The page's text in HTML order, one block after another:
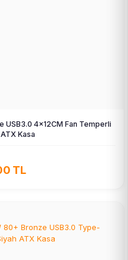
4×12CM Fan Temperli
Kasa
TL